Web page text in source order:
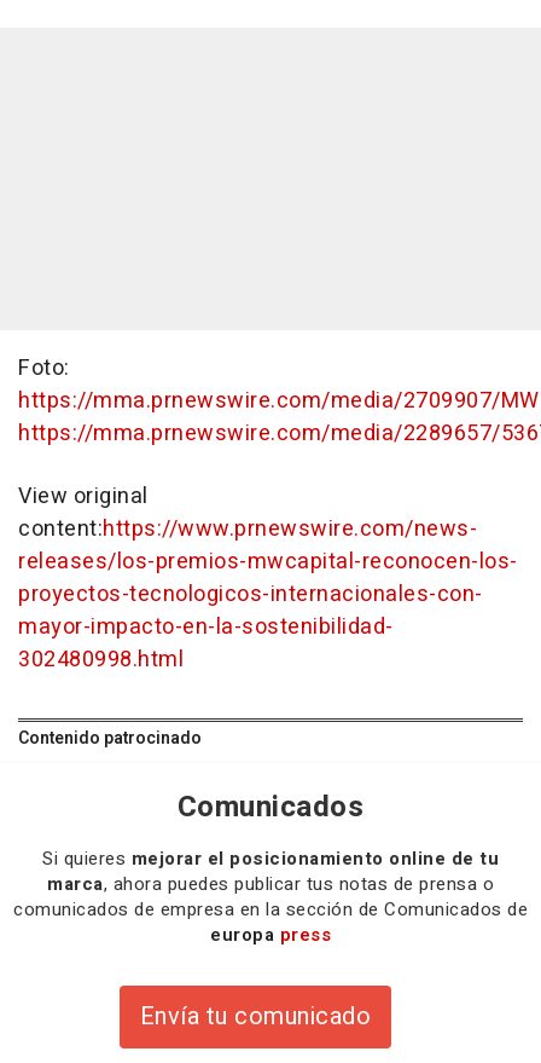
Foto:
https://mma.prnewswire.com/media/2709907/
https://mma.prnewswire.com/media/2289657/
View original
content:https://www.prnewswire.com/news-
releases/los-premios-mwcapital-reconocen-los-
proyectos-tecnologicos-internacionales-con-
mayor-impacto-en-la-sostenibilidad-
302480998.html
Contenido patrocinado
Comunicados
Si quieres mejorar el posicionamiento online de tu
marca, ahora puedes publicar tus notas de prensa o
comunicados de empresa en la sección de Comunicados de
europa press
Envía tu comunicado